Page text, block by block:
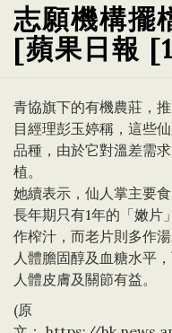
志願機構擺
[蘋果日報
青協旗下的有機農莊，
目經理彭玉婷稱，這些
品種，由於它對溫差需
植。
她續表示，仙人掌主要
長年期只有1年的「嫩片
作榨汁，而老片則多作
人體膽固醇及血糖水平
人體皮膚及關節有益。
(原